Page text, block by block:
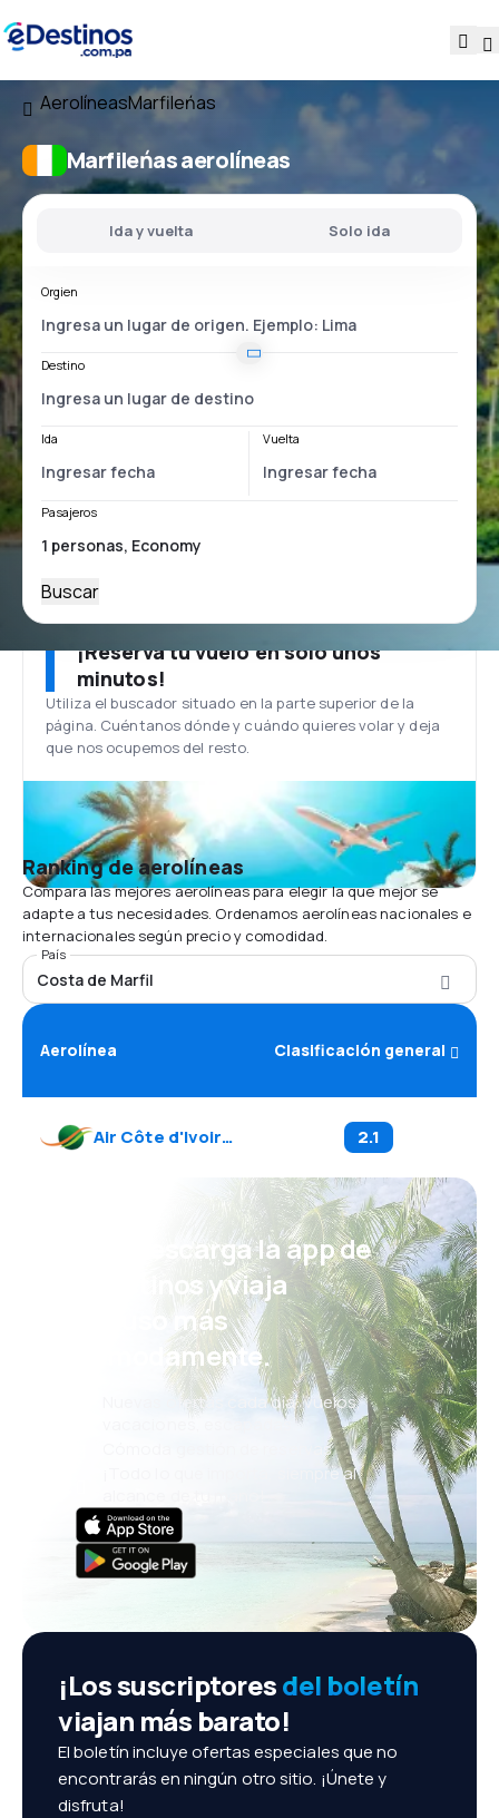
AerolíneasMarfileńas
Marfileńas aerolíneas
Ida y vuelta Solo ida
Orgien
Destino
Ida Vuelta
Pasajeros
Buscar
¡Reserva tu vuelo en solo unos
minutos!
Utiliza el buscador situado en la parte superior de la
página. Cuéntanos dónde y cuándo quieres volar y deja
que nos ocupemos del resto.
Ranking de aerolíneas
Compara las mejores aerolíneas para elegir la que mejor se
adapte a tus necesidades. Ordenamos aerolíneas nacionales e
internacionales según precio y comodidad.
País
Costa de Marfil
Aerolínea Clasificación general
Air Côte d'Ivoire 2.1
¡Eh! Descarga la app de
eDestinos y viaja
incluso más
cómodamente.
Nuevas ofertas cada día: vuelos,
vacaciones, escapadas
Cómoda gestión de reservas
¡Todo lo que importa, siempre al
¡Los suscriptoresdel boletín
viajan más barato!
El boletín incluye ofertas especiales que no
encontrarás en ningún otro sitio. ¡Únete y
disfruta!